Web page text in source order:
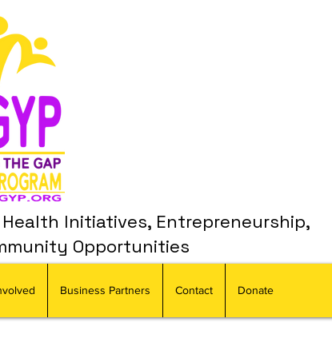
Initiatives, Entrepreneurship,
Opportunities
Business Partners Contact Donate